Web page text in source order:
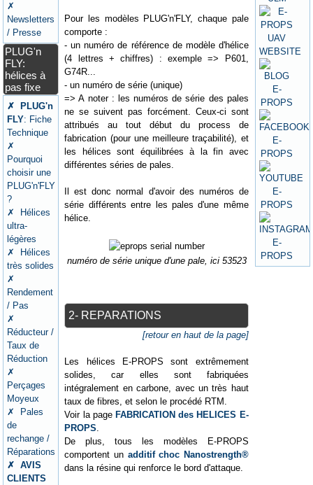
✗
Newsletters
/ Presse
PLUG'n
FLY:
hélices à
pas fixe
✗ PLUG'n
FLY: Fiche
Technique
✗
Pourquoi
choisir une
PLUG'n'FLY
?
✗ Hélices
ultra-
légères
✗ Hélices
très solides
✗
Rendement
/ Pas
✗
Réducteur /
Taux de
Réduction
✗
Perçages
Moyeux
✗ Pales
de
rechange /
Réparations
✗ AVIS
CLIENTS
Pour les modèles PLUG'n'FLY, chaque pale
comporte :
- un numéro de référence de modèle d'hélice
(4 lettres + chiffres) : exemple => P601,
G74R...
- un numéro de série (unique)
=> A noter : les numéros de série des pales
ne se suivent pas forcément. Ceux-ci sont
attribués au tout début du process de
fabrication (pour une meilleure traçabilité), et
les hélices sont équilibrées à la fin avec
différentes séries de pales.
Il est donc normal d'avoir des numéros de
série différents entre les pales d'une même
hélice.
numéro de série unique d'une pale, ici 53523
2- REPARATIONS
[retour en haut de la page]
Les hélices E-PROPS sont extrêmement
solides, car elles sont fabriquées
intégralement en carbone, avec un très haut
taux de fibres, et selon le procédé RTM.
Voir la page FABRICATION des HELICES E-
PROPS.
De plus, tous les modèles E-PROPS
comportent un additif choc Nanostrength®
dans la résine qui renforce le bord d'attaque.